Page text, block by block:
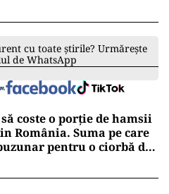
cu toate știrile? Urmărește
de WhatsApp
coste o porție de hamsii
România. Suma pe care
pentru o ciorbă de